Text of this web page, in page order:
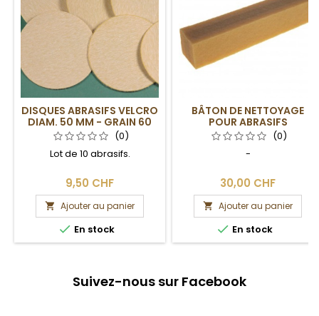
DISQUES ABRASIFS VELCRO
DIAM. 50 MM - GRAIN 60
(0)
Lot de 10 abrasifs.
9,50 CHF
 Ajouter au panier
 En stock
BÂTON DE NETTOYAGE
POUR ABRASIFS
(0)
-
30,00 CHF
 Ajouter au panier
 En stock
Suivez-nous sur Facebook